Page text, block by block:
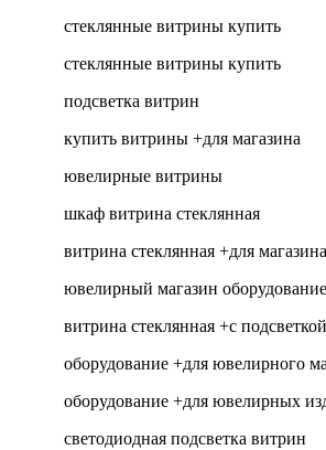
стеклянные витрины купить
стеклянные витрины купить
подсветка витрин
купить витрины +для магазина
ювелирные витрины
шкаф витрина стеклянная
витрина стеклянная +для магазина
ювелирный магазин оборудование
витрина стеклянная +с подсветкой
оборудование +для ювелирного
оборудование +для ювелирных
светодиодная подсветка витрин